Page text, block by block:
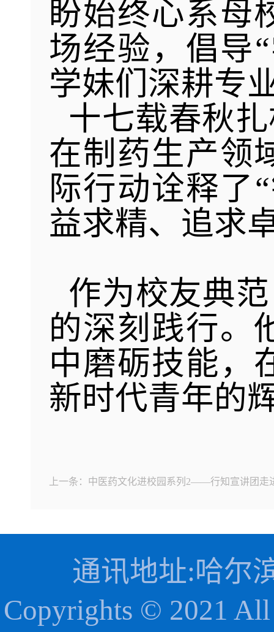
盼始终心系母
场经验，倡导
学妹们深耕专
十七载春秋
在制药生产领
际行动诠释了
益求精、追求
作为校友典
的深刻践行。
中磨砺技能，
新时代青年的
上一条：中医药文化进校园系列2——行知宣讲团走
通讯地址:哈尔
Copyrights © 2021